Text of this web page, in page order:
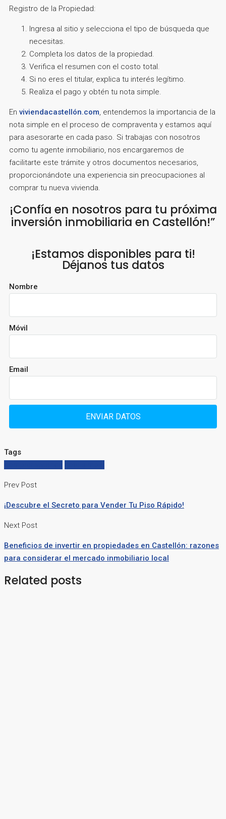
Registro de la Propiedad:
Ingresa al sitio y selecciona el tipo de búsqueda que
necesitas.
Completa los datos de la propiedad.
Verifica el resumen con el costo total.
Si no eres el titular, explica tu interés legítimo.
Realiza el pago y obtén tu nota simple.
En viviendacastellón.com, entendemos la importancia de la
nota simple en el proceso de compraventa y estamos aquí
para asesorarte en cada paso. Si trabajas con nosotros
como tu agente inmobiliario, nos encargaremos de
facilitarte este trámite y otros documentos necesarios,
proporcionándote una experiencia sin preocupaciones al
comprar tu nueva vivienda.
¡Confía en nosotros para tu próxima
inversión inmobiliaria en Castellón!”
¡Estamos disponibles para ti!
Déjanos tus datos
Nombre
Móvil
Email
ENVIAR DATOS
Tags
Prev Post
¡Descubre el Secreto para Vender Tu Piso Rápido!
Next Post
Beneficios de invertir en propiedades en Castellón: razones
para considerar el mercado inmobiliario local
Related posts